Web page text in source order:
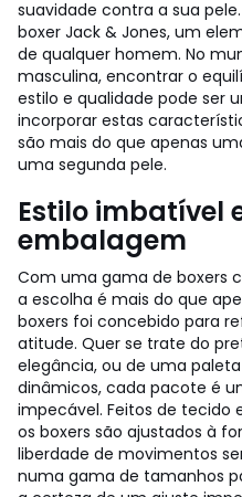
suavidade contra a sua
boxer Jack & Jones, um
de qualquer homem. No
masculina, encontrar o
estilo e qualidade pode ser
incorporar estas
são mais do que apenas
uma segunda pele.
Estilo imbatível
embalagem
Com uma gama de boxers
a escolha é mais do que
boxers foi concebido para
atitude. Quer se trate do
elegância, ou de uma
dinâmicos, cada pacote é
impecável. Feitos de tecido
os boxers são ajustados à
liberdade de movimentos
numa gama de tamanhos